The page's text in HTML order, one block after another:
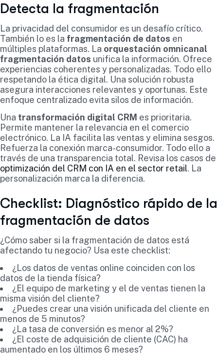
Detecta la fragmentación
La privacidad del consumidor es un desafío crítico.
También lo es la fragmentación de datos en
múltiples plataformas. La orquestación omnicanal
fragmentación datos unifica la información. Ofrece
experiencias coherentes y personalizadas. Todo ello
respetando la ética digital. Una solución robusta
asegura interacciones relevantes y oportunas. Este
enfoque centralizado evita silos de información.
Una transformación digital CRM es prioritaria.
Permite mantener la relevancia en el comercio
electrónico. La IA facilita las ventas y elimina sesgos.
Refuerza la conexión marca-consumidor. Todo ello a
través de una transparencia total. Revisa los casos de
optimización del CRM con IA en el sector retail. La
personalización marca la diferencia.
Checklist: Diagnóstico rápido de la
fragmentación de datos
¿Cómo saber si la fragmentación de datos está
afectando tu negocio? Usa este checklist:
¿Los datos de ventas online coinciden con los
datos de la tienda física?
¿El equipo de marketing y el de ventas tienen la
misma visión del cliente?
¿Puedes crear una visión unificada del cliente en
menos de 5 minutos?
¿La tasa de conversión es menor al 2%?
¿El coste de adquisición de cliente (CAC) ha
aumentado en los últimos 6 meses?